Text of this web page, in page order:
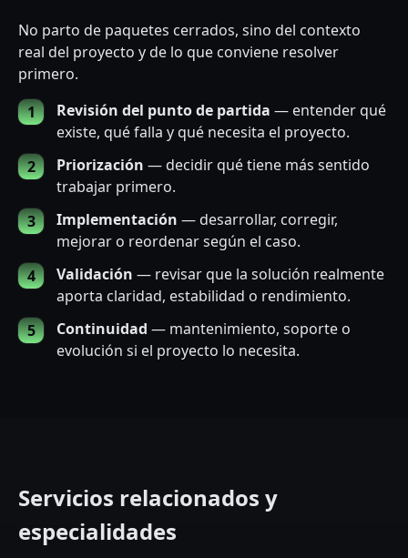
No parto de paquetes cerrados, sino del contexto
real del proyecto y de lo que conviene resolver
primero.
Revisión del punto de partida — entender qué
existe, qué falla y qué necesita el proyecto.
Priorización — decidir qué tiene más sentido
trabajar primero.
Implementación — desarrollar, corregir,
mejorar o reordenar según el caso.
Validación — revisar que la solución realmente
aporta claridad, estabilidad o rendimiento.
Continuidad — mantenimiento, soporte o
evolución si el proyecto lo necesita.
Servicios relacionados y
especialidades